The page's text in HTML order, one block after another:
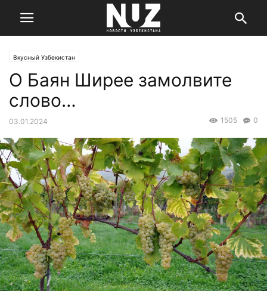
Вкусный Узбекистан
О Баян Ширее замолвите
слово…
03.01.2024 0
1505